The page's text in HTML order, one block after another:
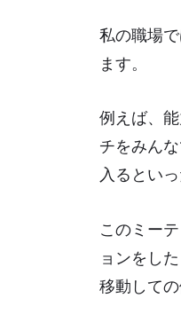
私の職場
ます。
例えば、
チをみん
入るといっ
このミー
ョンをし
移動して